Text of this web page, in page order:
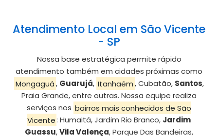
Atendimento Local em São Vicente
- SP
Nossa base estratégica permite rápido
atendimento também em cidades próximas como
Mongaguá, Guarujá, Itanhaém, Cubatão, Santos,
Praia Grande, entre outras. Nossa equipe realiza
serviços nos bairros mais conhecidos de São
Vicente: Humaitá, Jardim Rio Branco, Jardim
Guassu,Vila Valença, Parque Das Bandeiras,